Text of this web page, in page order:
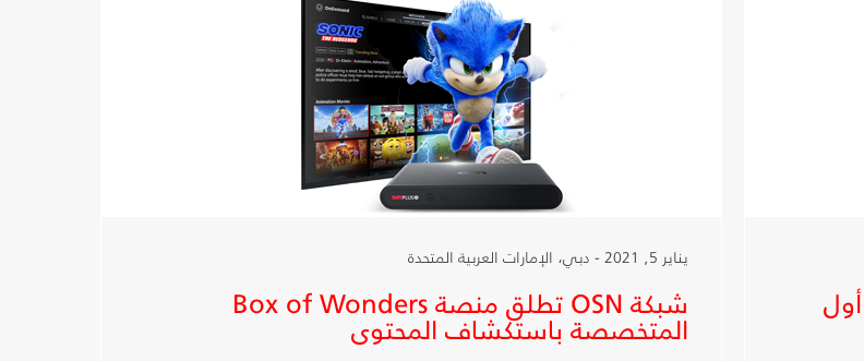
شبكة OSN تعرض مسلسل WandaVision أول
يناير 5, 2021 - دبي، الإمارات العربية المتحدة
شبكة OSN تطلق منصة Box of Wonders
المتخصصة باستكشاف المحتوى